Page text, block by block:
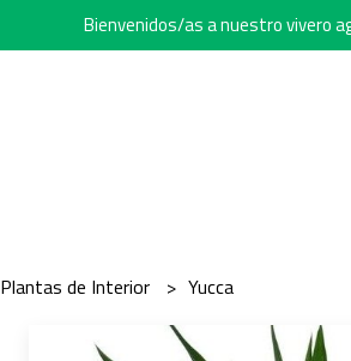
Bienvenidos/as a nuestro vivero
Plantas de Interior Yucca